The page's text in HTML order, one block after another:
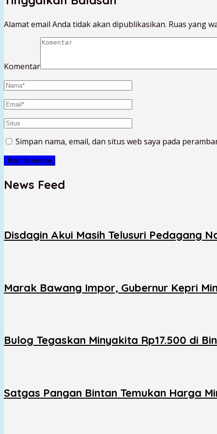
Alamat email Anda tidak akan dipublikasikan. Ruas yang
Komentar
Simpan nama, email, dan situs web saya pada
News Feed
Disdagin Akui Masih Telusuri Pedagang
Marak Bawang Impor, Gubernur Kepri
Bulog Tegaskan Minyakita Rp17.500 di
Satgas Pangan Bintan Temukan Harga